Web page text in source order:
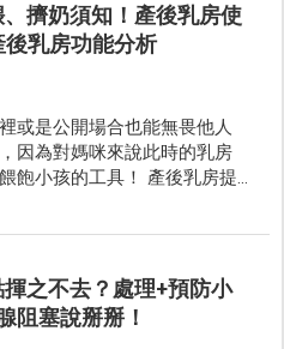
擠奶須知！產後乳房使
後乳房功能分析
或是公開場合也能無畏他人
因為對媽咪來說此時的乳房
飽小孩的工具！ 產後乳房提
之不去？處理+預防小
阻塞說掰掰！